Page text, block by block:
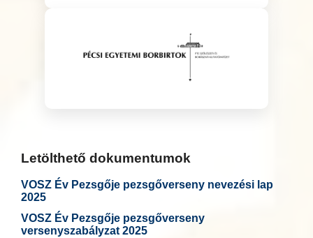
Letölthető dokumentumok
VOSZ Év Pezsgője pezsgőverseny nevezési lap
2025
VOSZ Év Pezsgője pezsgőverseny
versenyszabályzat 2025